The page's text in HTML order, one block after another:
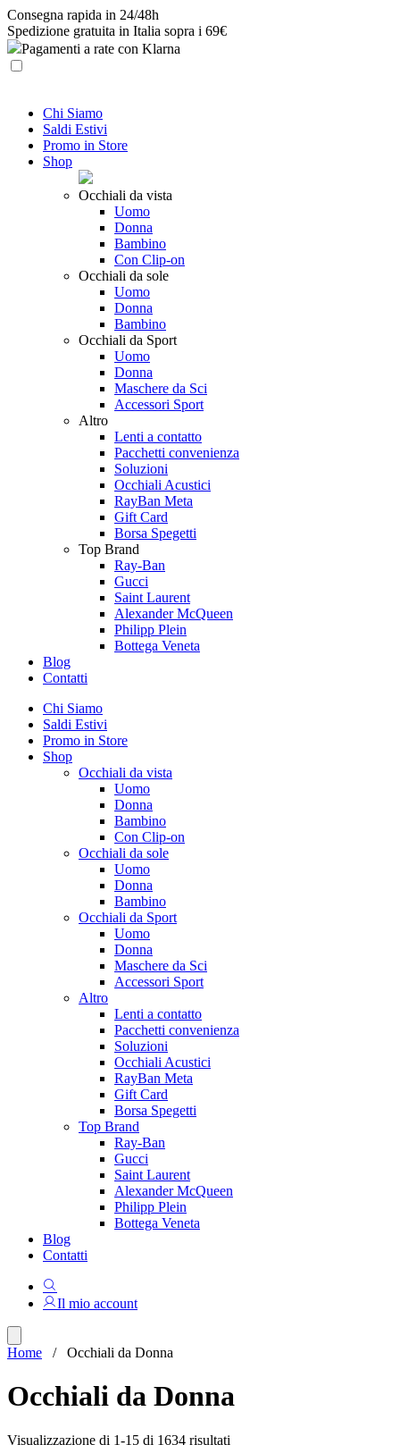
Skip
to
content
Consegna rapida in 24/48h
Spedizione gratuita in Italia sopra i 69€
Pagamenti a rate con Klarna
Chi Siamo
Saldi Estivi
Promo in Store
Shop
Occhiali da vista
Uomo
Donna
Bambino
Con Clip-on
Occhiali da sole
Uomo
Donna
Bambino
Occhiali da Sport
Uomo
Donna
Maschere da Sci
Accessori Sport
Altro
Lenti a contatto
Pacchetti convenienza
Soluzioni
Occhiali Acustici
RayBan Meta
Gift Card
Borsa Spegetti
Top Brand
Ray-Ban
Gucci
Saint Laurent
Alexander McQueen
Philipp Plein
Bottega Veneta
Blog
Contatti
Chi Siamo
Saldi Estivi
Promo in Store
Shop
Occhiali da vista
Uomo
Donna
Bambino
Con Clip-on
Occhiali da sole
Uomo
Donna
Bambino
Occhiali da Sport
Uomo
Donna
Maschere da Sci
Accessori Sport
Altro
Lenti a contatto
Pacchetti convenienza
Soluzioni
Occhiali Acustici
RayBan Meta
Gift Card
Borsa Spegetti
Top Brand
Ray-Ban
Gucci
Saint Laurent
Alexander McQueen
Philipp Plein
Bottega Veneta
Blog
Contatti
Il mio account
Home / Occhiali da Donna
Occhiali da Donna
Visualizzazione di 1-15 di 1634 risultati